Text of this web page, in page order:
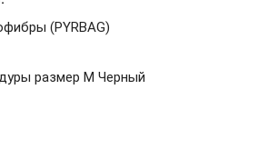
(PYRBAG)
размер M Черный